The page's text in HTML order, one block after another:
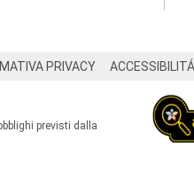
PRIVACY ACCESSIBILITÁ
previsti dalla